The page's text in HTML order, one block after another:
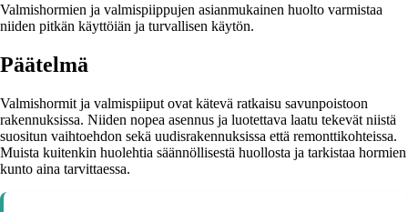
Valmishormien ja valmispiippujen asianmukainen huolto varmistaa
niiden pitkän käyttöiän ja turvallisen käytön.
Päätelmä
Valmishormit ja valmispiiput ovat kätevä ratkaisu savunpoistoon
rakennuksissa. Niiden nopea asennus ja luotettava laatu tekevät niistä
suositun vaihtoehdon sekä uudisrakennuksissa että remonttikohteissa.
Muista kuitenkin huolehtia säännöllisestä huollosta ja tarkistaa hormien
kunto aina tarvittaessa.